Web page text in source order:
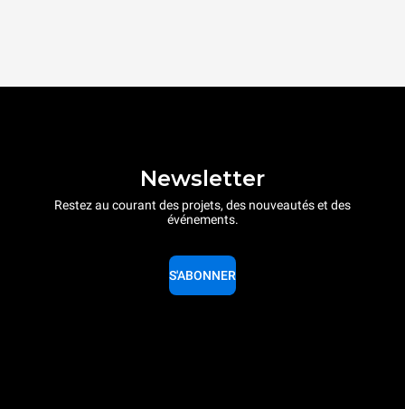
Newsletter
Restez au courant des projets, des nouveautés et des
événements.
S'ABONNER